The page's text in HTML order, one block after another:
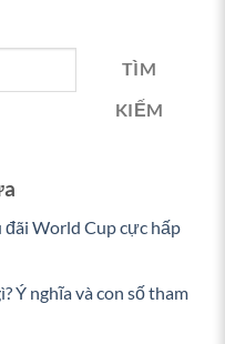
TÌM
KIẾM
đãi World Cup cực hấp
Ý nghĩa và con số tham